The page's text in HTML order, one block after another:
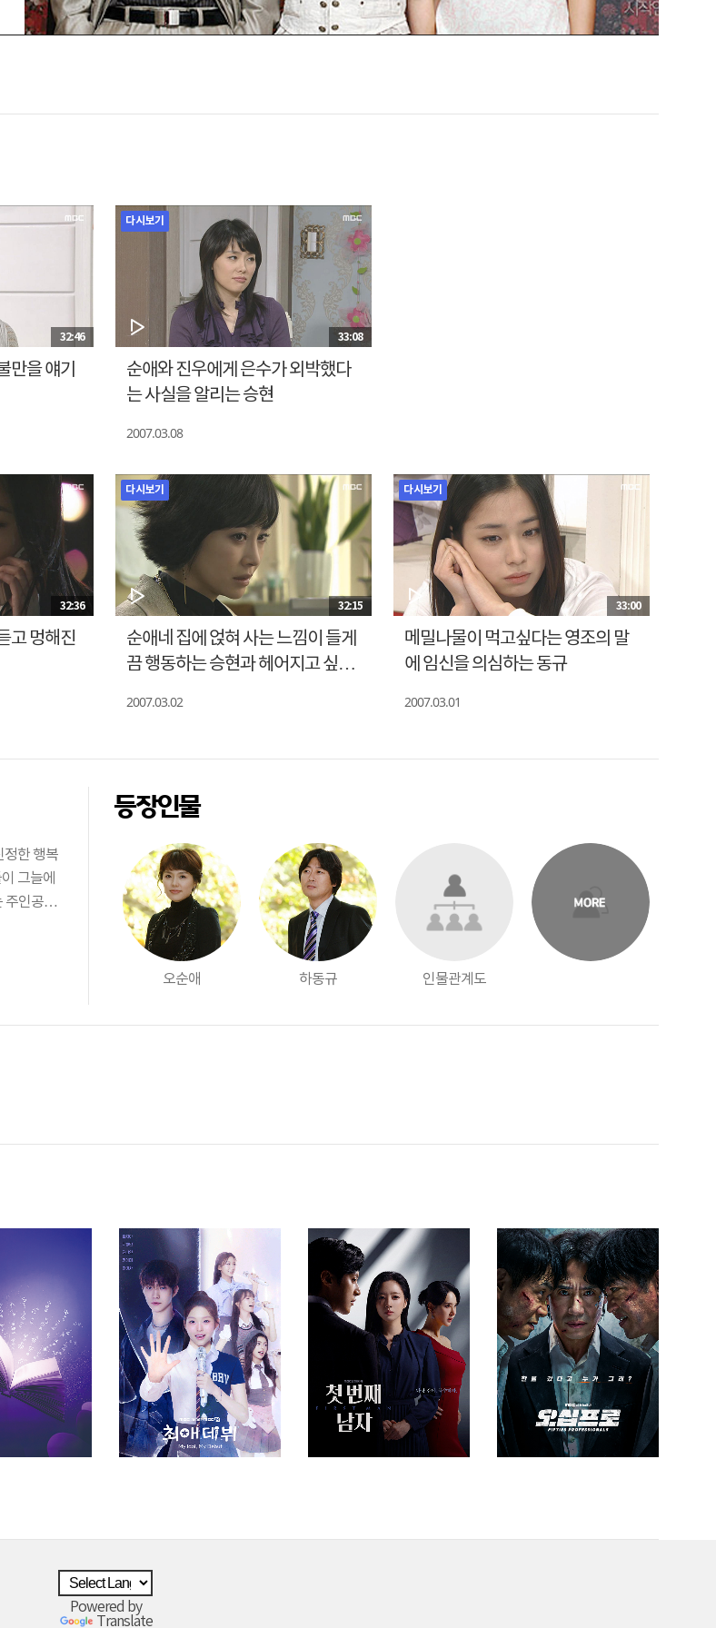
32:46
만을 얘기
다시보기
33:08
순애와 진우에게 은수가 외박했다
는 사실을 알리는 승현
2007.03.08
32:36
고 멍해진
다시보기
32:15
순애네 집에 얹혀 사는 느낌이 들게
끔 행동하는 승현과 헤어지고 싶다
2007.03.02
다시보기
33:00
메밀나물이 먹고싶다는 영조의 말
에 임신을 의심하는 동규
2007.03.01
정한 행복
그늘에
주인공을
등장인물
오순애 하동규 인물관계도
Powered by
Translate